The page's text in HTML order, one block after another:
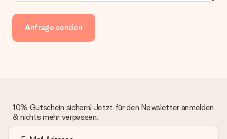
Anfrage senden
10% Gutschein sichern! Jetzt für den Newsletter anmelden
& nichts mehr verpassen.